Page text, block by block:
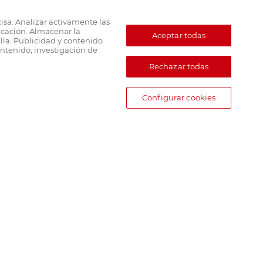
Analizar activamente las
Almacenar la
Publicidad y contenido
investigación de
Aceptar todas
Rechazar todas
Configurar cookies